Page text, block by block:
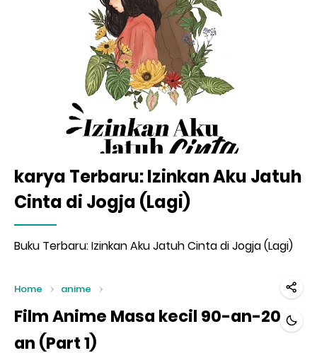
karya Terbaru: Izinkan Aku Jatuh
Cinta di Jogja (Lagi)
Buku Terbaru: Izinkan Aku Jatuh Cinta di Jogja (Lagi)
Home anime
Film Anime Masa kecil 90-an-20-
an (Part 1)